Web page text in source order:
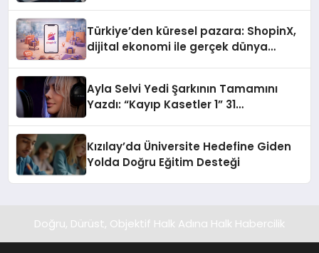
Türkiye’den küresel pazara: ShopinX,
dijital ekonomi ile gerçek dünya
Ayla Selvi Yedi Şarkının Tamamını
Yazdı: “Kayıp Kasetler 1” 31
Kızılay’da Üniversite Hedefine Giden
Yolda Doğru Eğitim Desteği
Doğru, Dürüst, Objektif Halk Adına Halk Habercilik